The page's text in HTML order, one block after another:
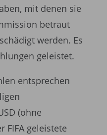
mit denen sie
betraut
werden. Es
geleistet.
entsprechen
(ohne
FIFA geleistete